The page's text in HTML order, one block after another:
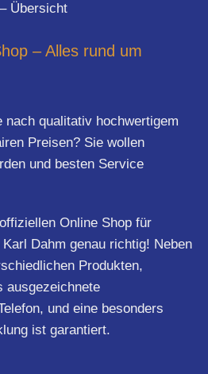
Übersicht
– Alles rund um
nach qualitativ hochwertigem
Preisen? Sie wollen
und besten Service
Online Shop für
Karl Dahm genau richtig! Neben
Produkten,
ausgezeichnete
und eine besonders
ist garantiert.